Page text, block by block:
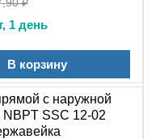
1 день
В корзину
с наружной
NBPT SSC 12-02